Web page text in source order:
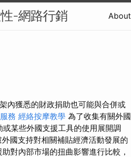
-網路行銷 About
內獲悉的財政捐助也可能與合併或
務 經絡按摩教學 為了收集有關外國
某些外國支援工具的使用展開調
國支持對相關補貼經濟活動發展的
對內部市場的扭曲影響進行比較，